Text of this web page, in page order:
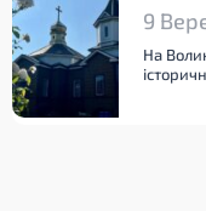
9
На